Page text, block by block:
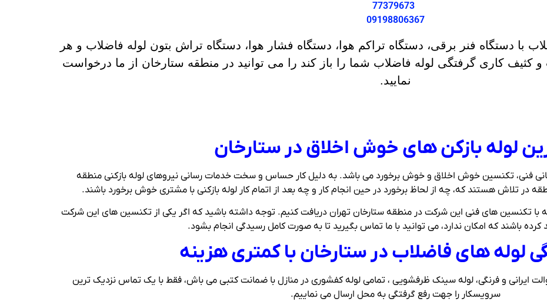
77379673
09198806367
با دستگاه فنر برقی، دستگاه تراکم هوا، دستگاه فشار هوا، دستگاه تراش بتون لوله فاضلاب و هر
کثیف کاری گرفتگی لوله فاضلاب شما را باز کند را می توانید در منطقه ستارخان از ما درخواست
نمایید.
لوله بازکن های خوش اخلاق در ستارخان
فنی، تکنسین خوش اخلاق و خوش برخورد می باشد. به دلیل کار حساس و سخت خدمات رسانی نیروهای لوله بازکنی منطقه
در تلاش هستند که، چه از لحاظ برخورد در حین انجام کار و چه بعد از اتمام کار لوله بازکنی با مشتری خوش برخورد باشند.
درصدی شما را در رابطه با تکنسین های فنی این شرکت در منطقه ستارخان تهران دریافت کنیم. توجه داشته باشید که اگر یکی از تکنسین های این شرکت
کرده باشند که امکان ندارد، می توانید با ما تماس بگیرید تا به صورت کامل رسیدگی انجام بشود.
لوله های فاضلاب در ستارخان با کمتری هزینه
ایرانی و فرنگی، لوله سینک ظرفشویی ، تمامی لوله کفشوری در منازل با ضمانت کتبی می باش، فقط با یک تماس نزدیک ترین
سرویسکار را جهت رفع گرفتگی به محل ارسال می نماییم.